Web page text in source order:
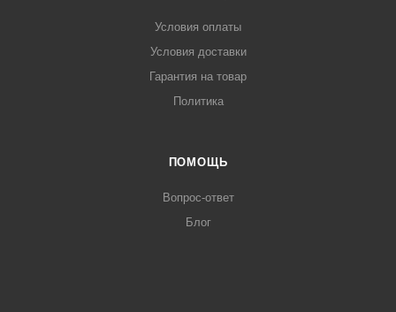
Условия оплаты
Условия доставки
Гарантия на товар
Политика
ПОМОЩЬ
Вопрос-ответ
Блог